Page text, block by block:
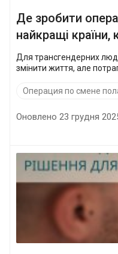
Де зробити
найкращі країни,
Для трансгендерних
змінити життя, але
Операция по смене
Оновлено 23 грудня